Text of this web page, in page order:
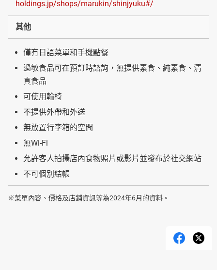
holdings.jp/shops/marukin/shinjyuku#/
其他
僅有日語菜單和手機點餐
過敏食品可在預訂時諮詢，無提供素食、純素食、清
真食品
可使用輪椅
不提供外帶和外送
無放置行李箱的空間
無Wi-Fi
允許客人拍攝店內食物照片或影片並發布於社交網站
不可個別結帳
※菜單內容、價格及店鋪資訊等為2024年6月的資料。